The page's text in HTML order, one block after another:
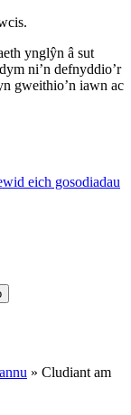
ynglŷn â sut
ni’n defnyddio’r
gweithio’n iawn ac
eich gosodiadau
» Cludiant am